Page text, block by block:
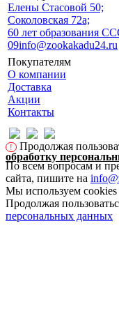
Eлены Стасовой 50;
Соколовская 72а;
60 лет образования
09info@zookakadu24.ru
Покупателям
О компании
Доставка
Акции
Контакты
!
Продолжая
обработку
По всем вопросам и
сайта, пишите на
Мы используем cookies
Продолжая
персональных данных